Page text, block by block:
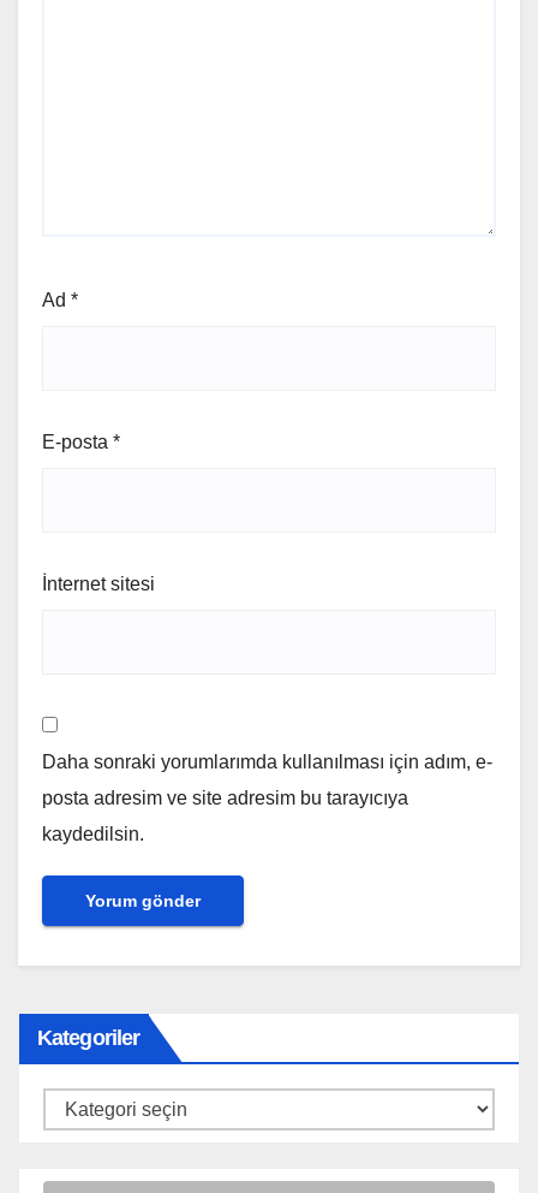
Ad *
E-posta *
İnternet sitesi
Daha sonraki yorumlarımda kullanılması için adım, e-
posta adresim ve site adresim bu tarayıcıya
kaydedilsin.
Kategoriler
Kategoriler